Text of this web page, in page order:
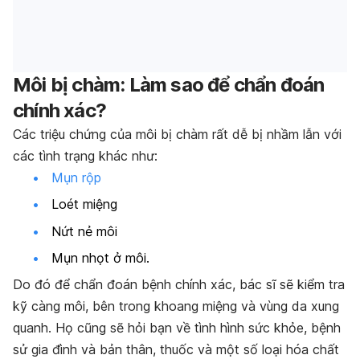
Môi bị chàm: Làm sao để chẩn đoán
chính xác?
Các triệu chứng của môi bị chàm rất dễ bị nhầm lẫn với
các tình trạng khác như:
Mụn rộp
Loét miệng
Nứt nẻ môi
Mụn nhọt ở môi.
Do đó để chẩn đoán bệnh chính xác, bác sĩ sẽ kiểm tra
kỹ càng môi, bên trong khoang miệng và vùng da xung
quanh. Họ cũng sẽ hỏi bạn về tình hình sức khỏe, bệnh
sử gia đình và bản thân, thuốc và một số loại hóa chất